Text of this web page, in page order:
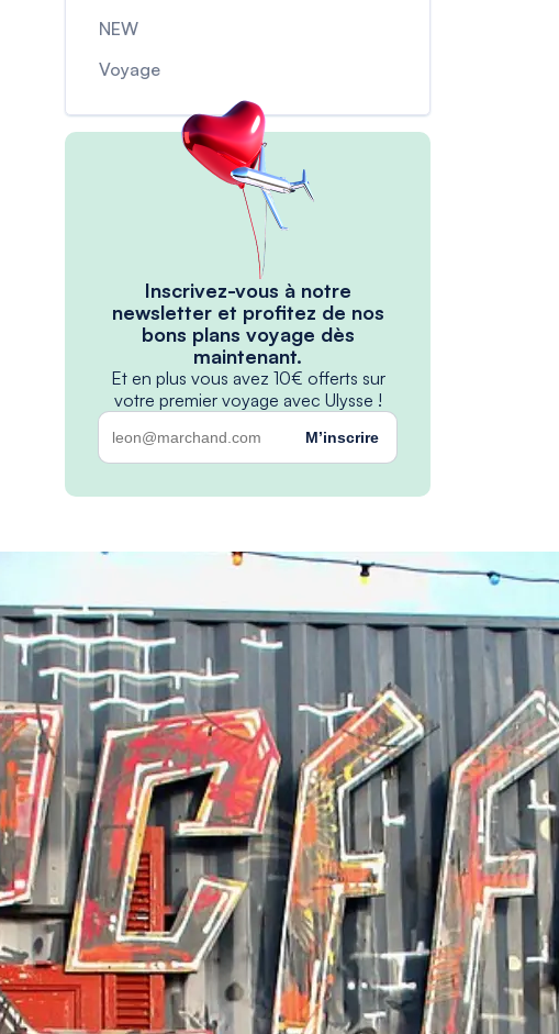
NEW
Voyage
Inscrivez-vous à notre
newsletter et profitez de nos
bons plans voyage dès
maintenant.
Et en plus vous avez 10€ offerts sur
votre premier voyage avec Ulysse !
M’inscrire